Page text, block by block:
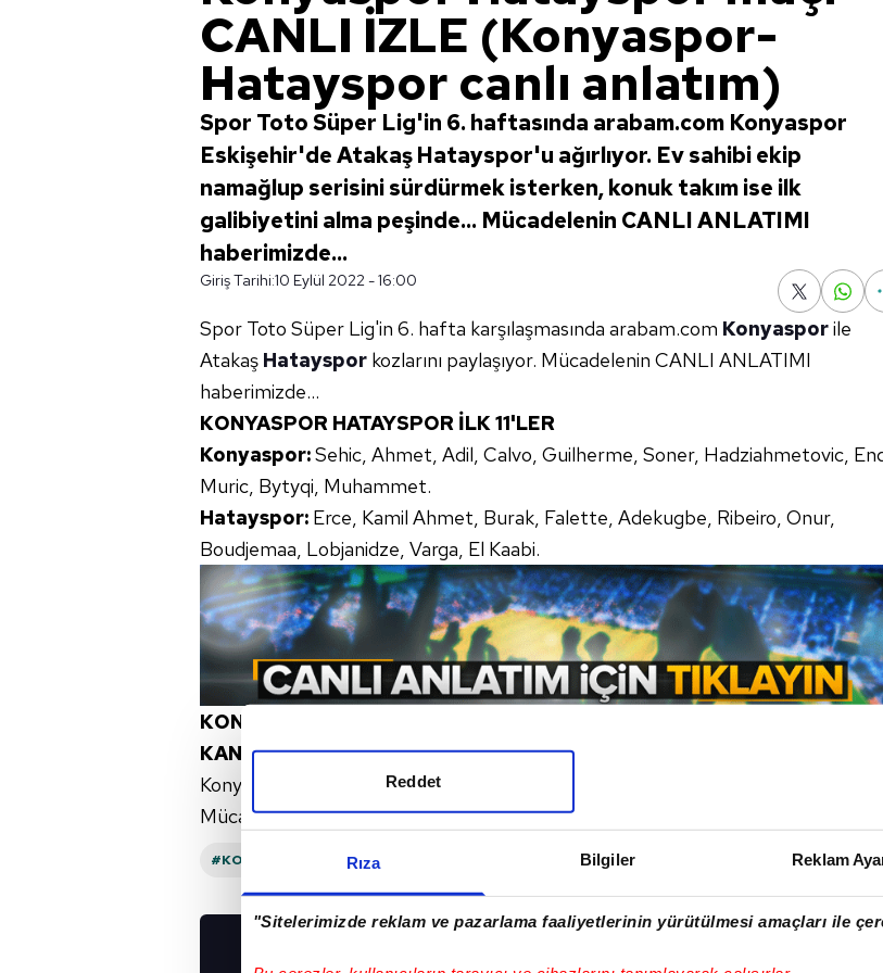
Rıza Bilgiler Reklam
"Sitelerimizde reklam ve pazarlama faaliyetlerinin yürütülmesi amaçları ile
Reddet
CANLI İZLE (Konyaspor-
Hatayspor canlı anlatım)
Spor Toto Süper Lig'in 6. haftasında arabam.com Konyaspor
Eskişehir'de Atakaş Hatayspor'u ağırlıyor. Ev sahibi ekip
namağlup serisini sürdürmek isterken, konuk takım ise ilk
galibiyetini alma peşinde... Mücadelenin CANLI ANLATIMI
haberimizde...
Giriş Tarihi:10 Eylül 2022 - 16:00
Spor Toto Süper Lig'in 6. hafta karşılaşmasında arabam.com Konyasporile
Atakaş Hatayspor kozlarını paylaşıyor. Mücadelenin CANLI ANLATIMI
haberimizde...
KONYASPOR HATAYSPOR İLK 11'LER
Konyaspor:Sehic, Ahmet, Adil, Calvo, Guilherme, Soner, Hadziahmetovic,
Muric, Bytyqi, Muhammet.
Hatayspor: Erce, Kamil Ahmet, Burak, Falette, Adekugbe, Ribeiro, Onur,
Boudjemaa, Lobjanidze, Varga, El Kaabi.
KONYASPOR - HATAYSPOR MAÇI NE ZAMAN, SAAT KAÇTA? HANGİ
KANALDA?
Konyaspor - Hatayspor maçı 10 Eylül Cumartesi günü saat 17.00'de başladı.
Mücadele beIN SPORTS 1 ve beIN SPORTS Connect'te canlı yayınlanıyor.
#KONYASPOR #HATAYSPOR #ATAKAŞ HATAYSPOR